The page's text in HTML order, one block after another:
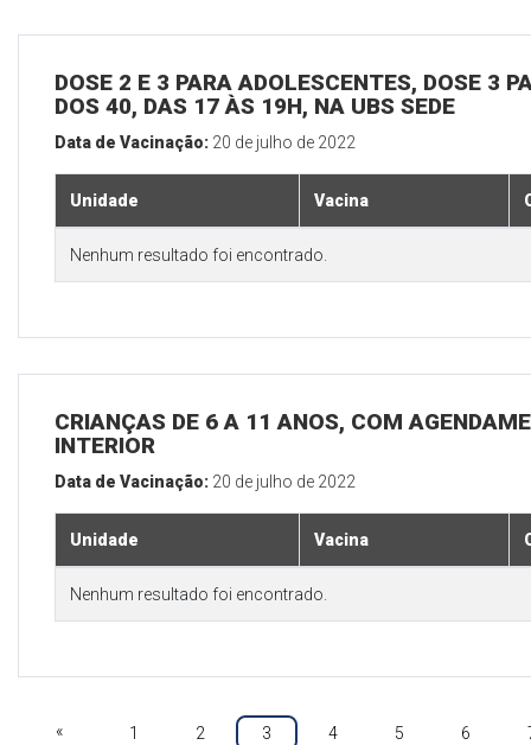
DOSE 2 E 3 PARA ADOLESCENTES, DOSE 3
DOS 40, DAS 17 ÀS 19H, NA UBS SEDE
Data de Vacinação: 20 de julho de 2022
Unidade Vacina
Nenhum resultado foi encontrado.
CRIANÇAS DE 6 A 11 ANOS, COM
INTERIOR
Data de Vacinação: 20 de julho de 2022
Unidade Vacina
Nenhum resultado foi encontrado.
« 1 2 3 4 5 6